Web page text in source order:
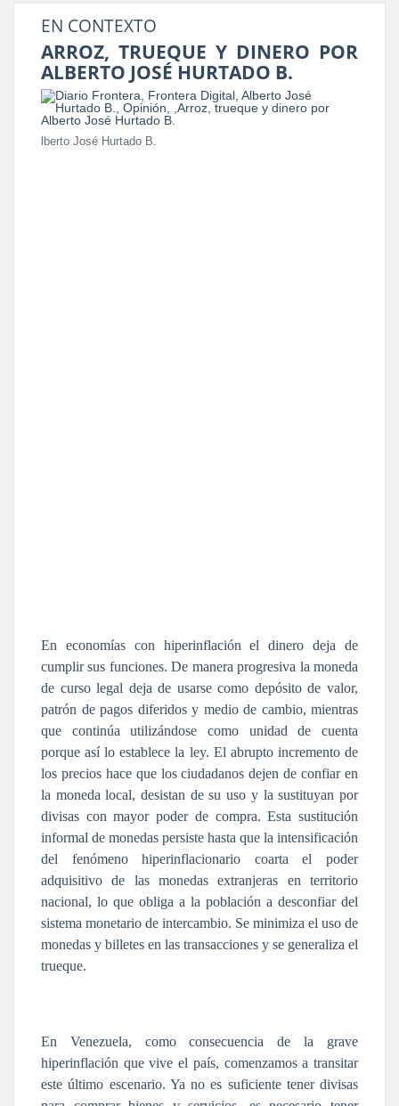
EN CONTEXTO
ARROZ, TRUEQUE Y DINERO POR
ALBERTO JOSÉ HURTADO B.
lberto José Hurtado B.
En economías con hiperinflación el dinero deja de
cumplir sus funciones. De manera progresiva la moneda
de curso legal deja de usarse como depósito de valor,
patrón de pagos diferidos y medio de cambio, mientras
que continúa utilizándose como unidad de cuenta
porque así lo establece la ley. El abrupto incremento de
los precios hace que los ciudadanos dejen de confiar en
la moneda local, desistan de su uso y la sustituyan por
divisas con mayor poder de compra. Esta sustitución
informal de monedas persiste hasta que la intensificación
del fenómeno hiperinflacionario coarta el poder
adquisitivo de las monedas extranjeras en territorio
nacional, lo que obliga a la población a desconfiar del
sistema monetario de intercambio. Se minimiza el uso de
monedas y billetes en las transacciones y se generaliza el
trueque.
En Venezuela, como consecuencia de la grave
hiperinflación que vive el país, comenzamos a transitar
este último escenario. Ya no es suficiente tener divisas